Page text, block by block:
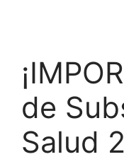
de
Salud